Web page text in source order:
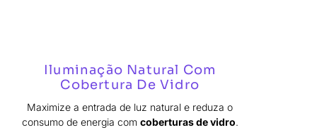
Iluminação Natural Com
Cobertura De Vidro
Maximize a entrada de luz natural e reduza o
consumo de energia com coberturas de vidro.